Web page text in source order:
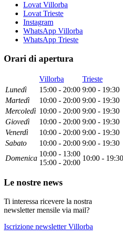
Lovat Villorba
Lovat Trieste
Instagram
WhatsApp Villorba
WhatsApp Trieste
Orari di apertura
Villorba
Trieste
Lunedì 15:00 - 20:00 9:00 - 19:30
Martedì 10:00 - 20:00 9:00 - 19:30
Mercoledì 10:00 - 20:00 9:00 - 19:30
Giovedì 10:00 - 20:00 9:00 - 19:30
Venerdì 10:00 - 20:00 9:00 - 19:30
Sabato 10:00 - 20:00 9:00 - 19:30
Domenica
10:00 - 13:00
15:00 - 20:00
10:00 - 19:30
Le nostre news
Ti interessa ricevere la nostra
newsletter mensile via mail?
Iscrizione newsletter Villorba